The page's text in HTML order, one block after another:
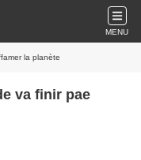
MENU
la planète
va finir pae